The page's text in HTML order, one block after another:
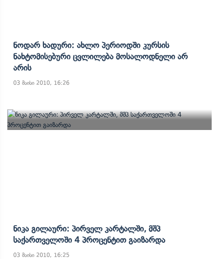
Ნოდარ Ხადური: Ახლო Პერიოდში Კურსის
Ნახტომისებური Ცვლილება Მოსალოდნელი Არ
Არის
03 მაისი 2010, 16:26
Ნიკა Გილაური: Პირველ Კარტალში, Მშპ
Საქართველოში 4 Პროცენტით Გაიზარდა
03 მაისი 2010, 16:25